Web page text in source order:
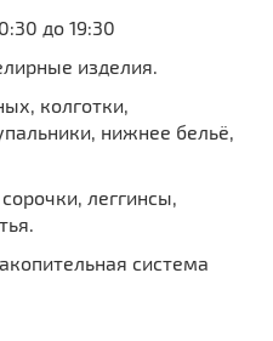
до 19:30
изделия.
колготки,
нижнее бельё,
леггинсы,
система